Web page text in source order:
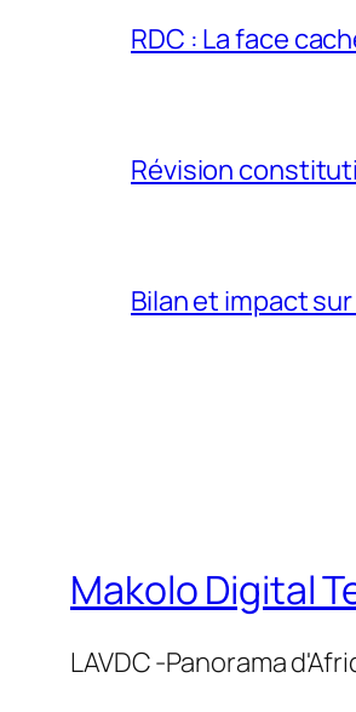
RDC : La face
Révision
Bilan et impact
Makolo Digital
LAVDC -Panorama